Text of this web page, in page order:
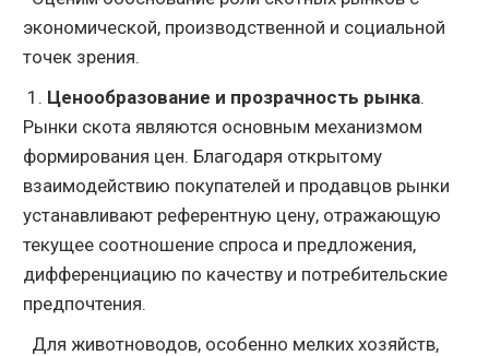
экономической, производственной и социальной
точек зрения.
1. Ценообразование и прозрачность рынка.
Рынки скота являются основным механизмом
формирования цен. Благодаря открытому
взаимодействию покупателей и продавцов рынки
устанавливают референтную цену, отражающую
текущее соотношение спроса и предложения,
дифференциацию по качеству и потребительские
предпочтения.
Для животноводов, особенно мелких хозяйств,